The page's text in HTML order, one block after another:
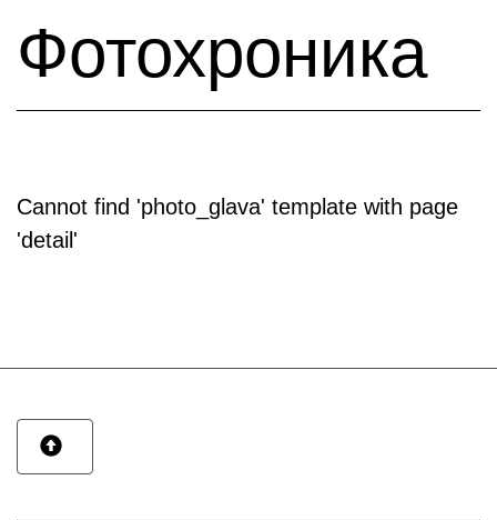
Фотохроника
Cannot find 'photo_glava' template with page
'detail'